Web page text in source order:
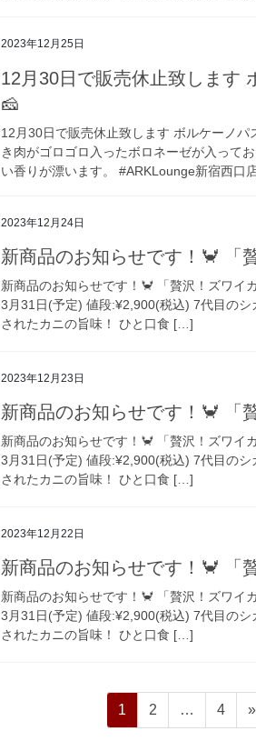
2023年12月25日
12月30日で販売休止致しま
🧀
12月30日で販売休止致します ボルケーノ
き肉がゴロゴロ入ったボロネーゼが入って
い香りが漂います。 #ARKLounge新宿西口
2023年12月24日
新商品のお知らせです！🦀 「
新商品のお知らせです！🦀 「贅沢！ズワイ
3月31日(予定) 値段:¥2,900(税込) 7代目の
されたカニの旨味！ ひと口食 […]
2023年12月23日
新商品のお知らせです！🦀 「
新商品のお知らせです！🦀 「贅沢！ズワイ
3月31日(予定) 値段:¥2,900(税込) 7代目の
されたカニの旨味！ ひと口食 […]
2023年12月22日
新商品のお知らせです！🦀 「
新商品のお知らせです！🦀 「贅沢！ズワイ
3月31日(予定) 値段:¥2,900(税込) 7代目の
されたカニの旨味！ ひと口食 […]
ペ
ー
1
ペ
ー
2 …
ペ
ー
4 »